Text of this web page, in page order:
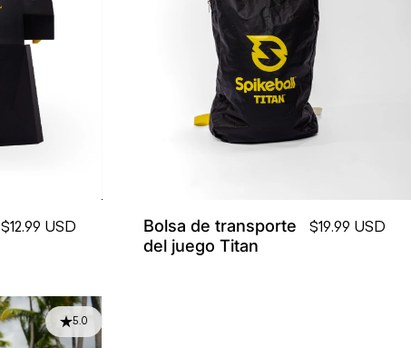
$12.99 USD
Bolsa de transporte
del juego Titan
$19.99 USD
5.0